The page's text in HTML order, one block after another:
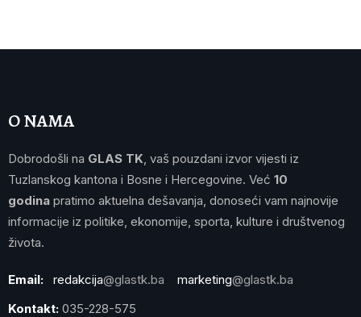
O NAMA
Dobrodošli na GLAS TK , vaš pouzdani izvor vijesti iz
Tuzlanskog kantona i Bosne i Hercegovine. Već 10
godina pratimo aktuelna dešavanja, donoseći vam najnovije
informacije iz politike, ekonomije, sporta, kulture i društvenog
života.
Email: redakcija@glastk.ba marketing@glastk.ba
Kontakt: 035-228-575